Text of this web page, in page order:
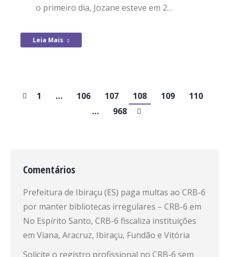
o primeiro dia, Jozane esteve em 2…
Leia Mais
1 … 106 107 108 109
110
…
968
Comentários
Prefeitura de Ibiraçu (ES) paga multas ao CRB-6
por manter bibliotecas irregulares – CRB-6 em
No Espírito Santo, CRB-6 fiscaliza instituições
em Viana, Aracruz, Ibiraçu, Fundão e Vitória
Solicite o registro profissional no CRB-6 sem